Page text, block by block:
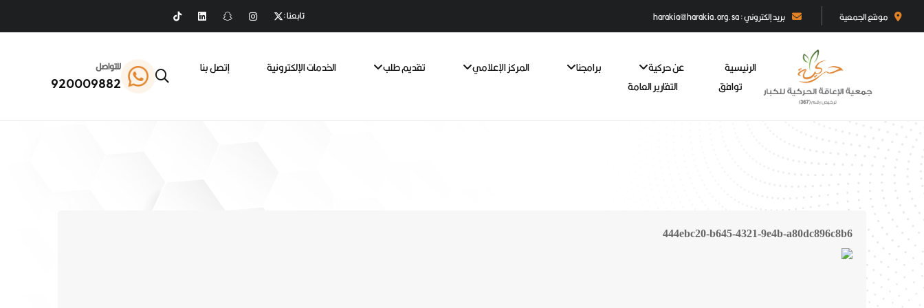
موقع الجمعية بريد إلكتروني : harakia@harakia.org.sa تابعنا :
الرئيسية عن حركية برامجنا المركز الإعلامي تقديم طلب الخدمات الإلكترونية
إتصل بنا
توافق
التقارير العامة
للتواصل
920009882
444ebc20-b645-4321-9e4b-a80dc896c8b6